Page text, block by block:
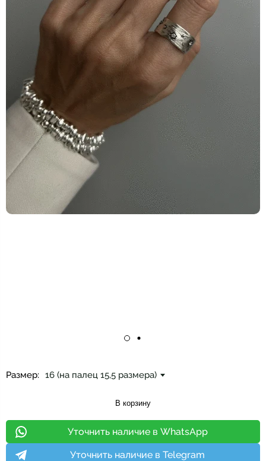
Размер: 16 (на палец 15,5 размера)
В корзину
Уточнить наличие в WhatsApp
Уточнить наличие в Telegram